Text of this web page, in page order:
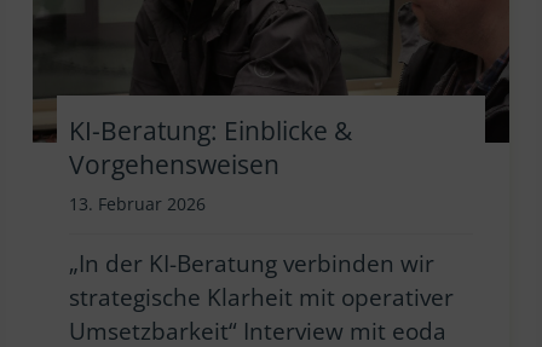
KI-Beratung: Einblicke &
Vorgehensweisen
13. Februar 2026
„In der KI-Beratung verbinden wir
strategische Klarheit mit operativer
Umsetzbarkeit“ Interview mit eoda